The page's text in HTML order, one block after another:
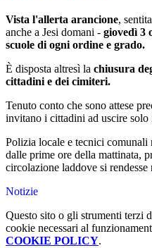
Vista l'allerta arancione,
anche a Jesi domani - giovedì 3
scuole di ogni ordine e grado.
È disposta altresì la chiusura
cittadini e dei cimiteri.
Tenuto conto che sono attese
invitano i cittadini ad uscire solo
Polizia locale e tecnici
dalle prime ore della mattinata,
circolazione laddove si rendesse
Notizie
Questo sito o gli strumenti terzi
cookie necessari al
COOKIE POLICY.